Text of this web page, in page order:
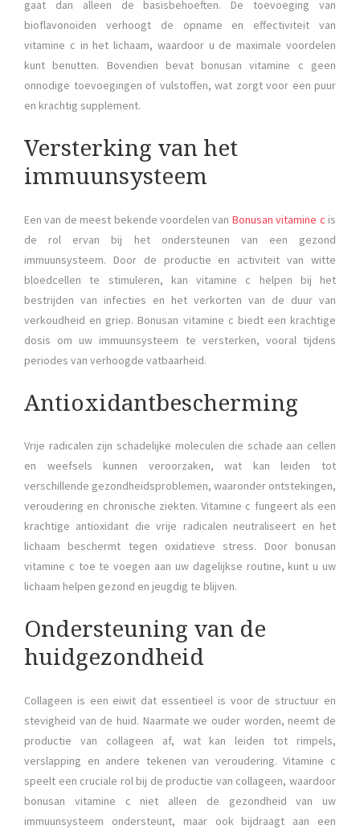
gaat dan alleen de basisbehoeften. De toevoeging van
bioflavonoïden verhoogt de opname en effectiviteit van
vitamine c in het lichaam, waardoor u de maximale voordelen
kunt benutten. Bovendien bevat bonusan vitamine c geen
onnodige toevoegingen of vulstoffen, wat zorgt voor een puur
en krachtig supplement.
Versterking van het
immuunsysteem
Een van de meest bekende voordelen van Bonusan vitamine c is
de rol ervan bij het ondersteunen van een gezond
immuunsysteem. Door de productie en activiteit van witte
bloedcellen te stimuleren, kan vitamine c helpen bij het
bestrijden van infecties en het verkorten van de duur van
verkoudheid en griep. Bonusan vitamine c biedt een krachtige
dosis om uw immuunsysteem te versterken, vooral tijdens
periodes van verhoogde vatbaarheid.
Antioxidantbescherming
Vrije radicalen zijn schadelijke moleculen die schade aan cellen
en weefsels kunnen veroorzaken, wat kan leiden tot
verschillende gezondheidsproblemen, waaronder ontstekingen,
veroudering en chronische ziekten. Vitamine c fungeert als een
krachtige antioxidant die vrije radicalen neutraliseert en het
lichaam beschermt tegen oxidatieve stress. Door bonusan
vitamine c toe te voegen aan uw dagelijkse routine, kunt u uw
lichaam helpen gezond en jeugdig te blijven.
Ondersteuning van de
huidgezondheid
Collageen is een eiwit dat essentieel is voor de structuur en
stevigheid van de huid. Naarmate we ouder worden, neemt de
productie van collageen af, wat kan leiden tot rimpels,
verslapping en andere tekenen van veroudering. Vitamine c
speelt een cruciale rol bij de productie van collageen, waardoor
bonusan vitamine c niet alleen de gezondheid van uw
immuunsysteem ondersteunt, maar ook bijdraagt aan een